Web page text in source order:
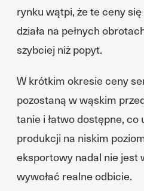
rynku wątpi, że te ceny
działa na pełnych
szybciej niż popyt.
W krótkim okresie ceny
pozostaną w wąskim
tanie i łatwo dostępne,
produkcji na niskim
eksportowy nadal nie jest
wywołać realne odbicie.